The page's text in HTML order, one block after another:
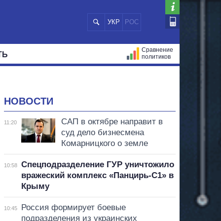
УКР РОС
Сравнение
политиков
НОВОСТИ
11:20
САП в октябре направит в
суд дело бизнесмена
Комарницкого о земле
10:58
Спецподразделение ГУР уничтожило
вражеский комплекс «Панцирь-С1» в
Крыму
10:45
Россия формирует боевые
подразделения из украинских